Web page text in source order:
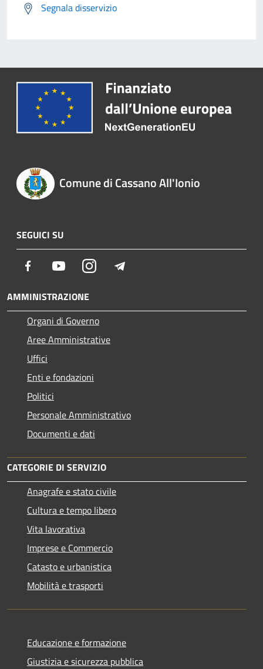
Segnala disservizio
Comune di Cassano All'Ionio
SEGUICI SU
Facebook YoutubeInstagram
AMMINISTRAZIONE
Organi di Governo
Aree Amministrative
Uffici
Enti e fondazioni
Politici
Personale Amministrativo
Documenti e dati
CATEGORIE DI SERVIZIO
Anagrafe e stato civile
Cultura e tempo libero
Vita lavorativa
Imprese e Commercio
Catasto e urbanistica
Mobilità e trasporti
Educazione e formazione
Giustizia e sicurezza pubblica